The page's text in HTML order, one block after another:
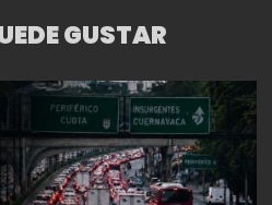
GUSTAR